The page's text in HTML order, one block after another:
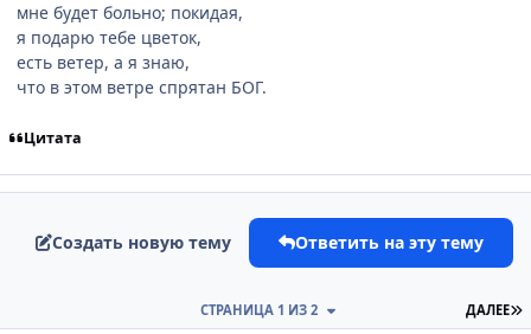
мне будет больно; покидая,
я подарю тебе цветок,
есть ветер, а я знаю,
что в этом ветре спрятан БОГ.
Цитата
Создать новую тему Ответить на эту тему
ДАЛЕЕ
СТРАНИЦА 1 ИЗ 2